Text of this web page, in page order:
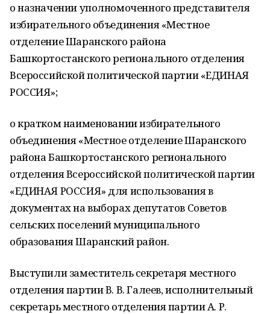
о назначении уполномоченного представителя
избирательного объединения «Местное
отделение Шаранского района
Башкортостанского регионального отделения
Всероссийской политической партии «ЕДИНАЯ
РОССИЯ»;
о кратком наименовании избирательного
объединения «Местное отделение Шаранского
района Башкортостанского регионального
отделения Всероссийской политической партии
«ЕДИНАЯ РОССИЯ» для использования в
документах на выборах депутатов Советов
сельских поселений муниципального
образования Шаранский район.
Выступили заместитель секретаря местного
отделения партии В. В. Галеев, исполнительный
секретарь местного отделения партии А. Р.